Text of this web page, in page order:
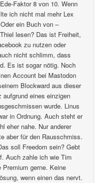
Faktor 8 von 10. Wenn
ich nicht mal mehr Lex
ein Buch von –
lesen? Das ist Freiheit,
zu nutzen oder
nicht schlimm, dass
Es ist sogar nötig. Noch
Account bei Mastodon
Blockward aus dieser
eines einzigen
wurde. Linus
in Ordnung. Auch steht er
eher nahe. Nur anderer
aber für den Rausschmiss.
soll Freedom sein? Gebt
Auch zahle ich wie Tim
Premium gerne. Keine
wenn einen das nervt.